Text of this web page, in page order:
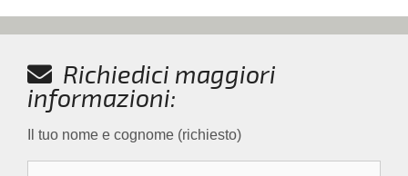
Richiedici maggiori
informazioni:
Il tuo nome e cognome (richiesto)